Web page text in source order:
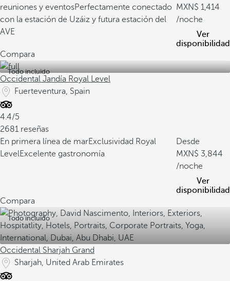
reuniones y eventosPerfectamente conectado
con la estación de Uzáiz y futura estación del
AVE
1,414
/noche
Ver
disponibilidad
Compara
Todo incluido
Occidental Jandía Royal Level
Fuerteventura, Spain
4.4/5
2681 reseñas
En primera línea de marExclusividad Royal
LevelExcelente gastronomía
Desde
3,844
/noche
Ver
disponibilidad
Compara
Todo incluido
Occidental Sharjah Grand
Sharjah, United Arab Emirates